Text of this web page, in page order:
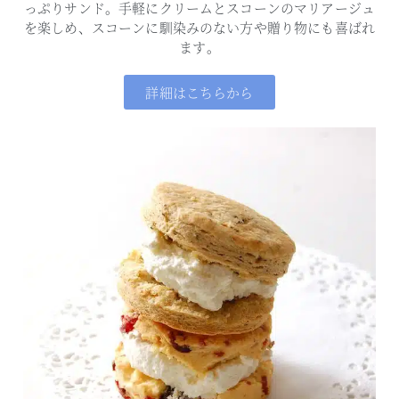
っぷりサンド。 手軽にクリームとスコーンのマリアージュ
を楽しめ、
スコーンに馴染みのない方や贈り物にも喜ばれ
ます。
詳細はこちらから